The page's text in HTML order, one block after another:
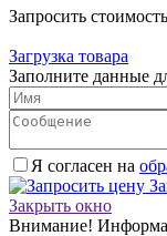
Запросить
Загрузка товара
Заполните данные
Я согласен на
Закрыть окно
Внимание!